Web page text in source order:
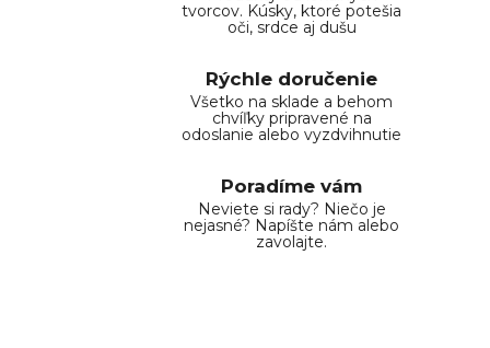
tvorcov. Kúsky, ktoré potešia
oči, srdce aj dušu
Rýchle doručenie
Všetko na sklade a behom
chvíľky pripravené na
odoslanie alebo vyzdvihnutie
Poradíme vám
Neviete si rady? Niečo je
nejasné? Napíšte nám alebo
zavolajte.